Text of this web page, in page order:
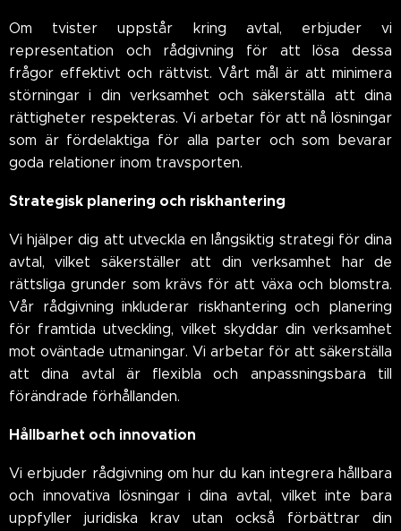
Om tvister uppstår kring avtal, erbjuder vi
representation och rådgivning för att lösa dessa
frågor effektivt och rättvist. Vårt mål är att minimera
störningar i din verksamhet och säkerställa att dina
rättigheter respekteras. Vi arbetar för att nå lösningar
som är fördelaktiga för alla parter och som bevarar
goda relationer inom travsporten.
Strategisk planering och riskhantering
Vi hjälper dig att utveckla en långsiktig strategi för dina
avtal, vilket säkerställer att din verksamhet har de
rättsliga grunder som krävs för att växa och blomstra.
Vår rådgivning inkluderar riskhantering och planering
för framtida utveckling, vilket skyddar din verksamhet
mot oväntade utmaningar. Vi arbetar för att säkerställa
att dina avtal är flexibla och anpassningsbara till
förändrade förhållanden.
Hållbarhet och innovation
Vi erbjuder rådgivning om hur du kan integrera hållbara
och innovativa lösningar i dina avtal, vilket inte bara
uppfyller juridiska krav utan också förbättrar din